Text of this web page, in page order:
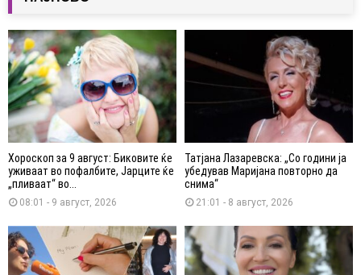
Хороскоп за 9 август: Биковите ќе
уживаат во пофалбите, Јарците ќе
„пливаат“ во...
08:01 - 9 август, 2026
Татјана Лазаревска: „Со години ја
убедував Маријана повторно да
снима“
21:01 - 8 август, 2026